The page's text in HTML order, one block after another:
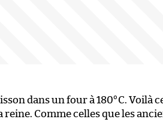
dans un four à 180°C. Voilà
reine. Comme celles que les